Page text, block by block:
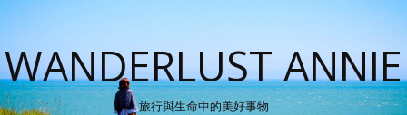
WANDERLUST ANNIE
旅行與生命中的美好事物